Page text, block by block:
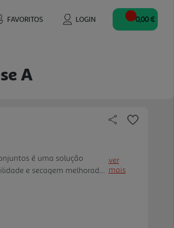
FAVORITOS LOGIN 0,00 €
A
é uma solução
e secagem melhorada
para 14 conjuntos,
s, ajudando a reduzir
ver
mais